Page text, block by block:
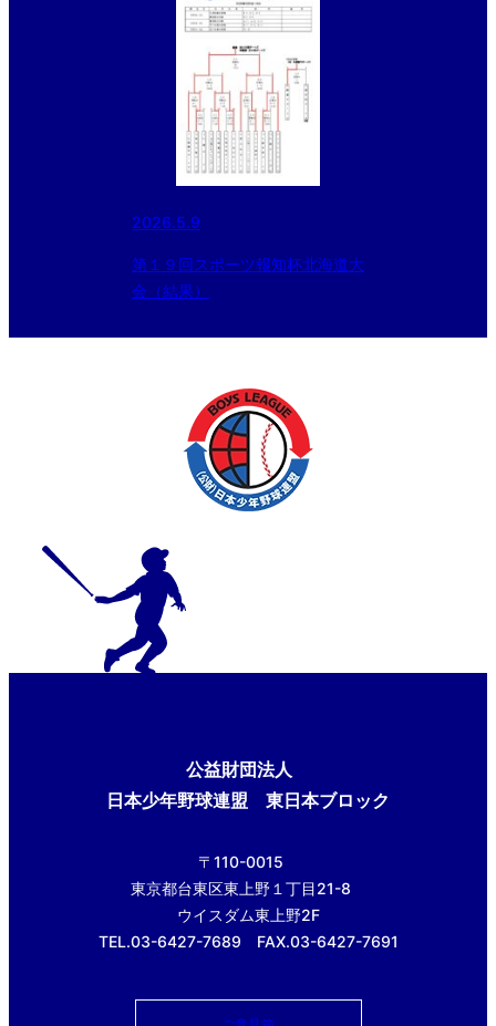
2026.5.9
第１９回スポーツ報知杯北海道大
会（結果）
公益財団法人
日本少年野球連盟 東日本ブロック
〒110-0015
東京都台東区東上野１丁目21-8
ウイスダム東上野2F
TEL.03-6427-7689 FAX.03-6427-7691